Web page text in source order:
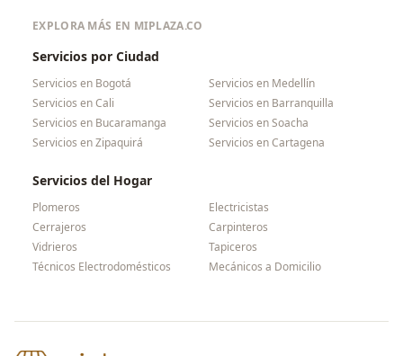
EXPLORA MÁS EN MIPLAZA.CO
Servicios por Ciudad
Servicios en Bogotá Servicios en Medellín
Servicios enCali Servicios en Barranquilla
Servicios en Bucaramanga Servicios enSoacha
Servicios enZipaquirá Servicios enCartagena
Servicios del Hogar
Plomeros
Electricistas
Cerrajeros
Carpinteros
Vidrieros
Tapiceros
Técnicos Electrodomésticos
Mecánicos a Domicilio